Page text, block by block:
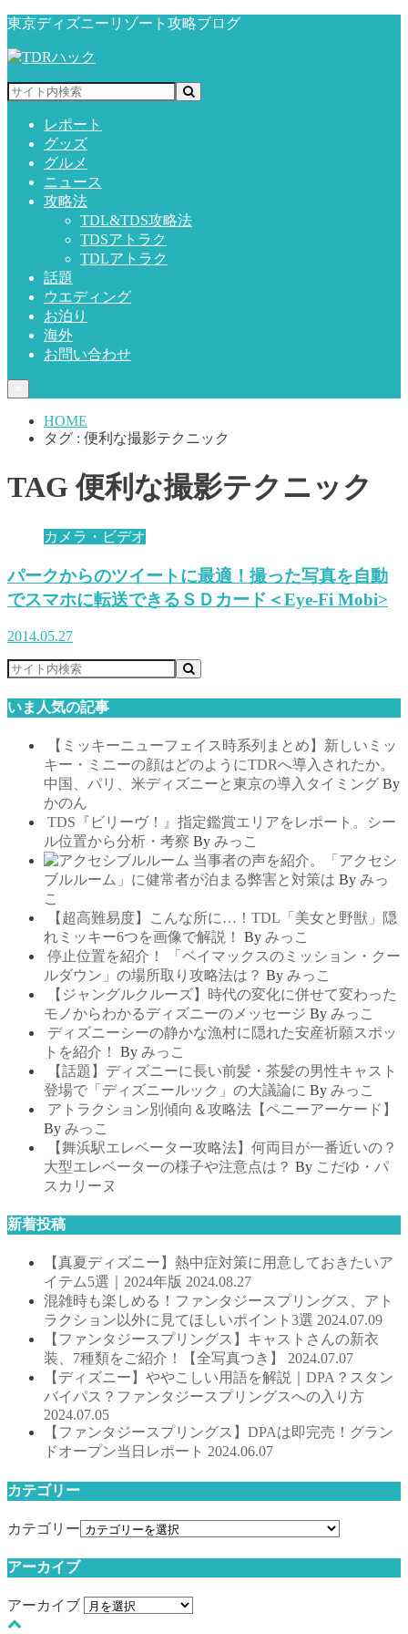
東京ディズニーリゾート攻略ブログ
レポート
グッズ
グルメ
ニュース
攻略法
TDL&TDS攻略法
TDSアトラク
TDLアトラク
話題
ウエディング
お泊り
海外
お問い合わせ
HOME
タグ : 便利な撮影テクニック
TAG 便利な撮影テクニック
カメラ・ビデオ
パークからのツイートに最適！撮った写真を自動
でスマホに転送できるＳＤカード＜Eye-Fi Mobi>
2014.05.27
いま人気の記事
【ミッキーニューフェイス時系列まとめ】新しいミッ
キー・ミニーの顔はどのようにTDRへ導入されたか。
中国、パリ、米ディズニーと東京の導入タイミング By
かのん
TDS『ビリーヴ！』指定鑑賞エリアをレポート。シー
ル位置から分析・考察 By みっこ
当事者の声を紹介。「アクセシ
ブルルーム」に健常者が泊まる弊害と対策は By みっ
こ
【超高難易度】こんな所に…！TDL「美女と野獣」隠
れミッキー6つを画像で解説！
By みっこ
停止位置を紹介！ 「ベイマックスのミッション・クー
ルダウン」の場所取り攻略法は？ By みっこ
【ジャングルクルーズ】時代の変化に併せて変わった
モノからわかるディズニーのメッセージ By みっこ
ディズニーシーの静かな漁村に隠れた安産祈願スポッ
トを紹介！
By みっこ
【話題】ディズニーに長い前髪・茶髪の男性キャスト
登場で「ディズニールック」の大議論に By みっこ
アトラクション別傾向＆攻略法【ペニーアーケード】
By みっこ
【舞浜駅エレベーター攻略法】何両目が一番近いの？
大型エレベーターの様子や注意点は？ By こだゆ・パ
スカリーヌ
新着投稿
【真夏ディズニー】熱中症対策に用意しておきたいア
イテム5選｜2024年版 2024.08.27
混雑時も楽しめる！ファンタジースプリングス、アト
ラクション以外に見てほしいポイント3選 2024.07.09
【ファンタジースプリングス】キャストさんの新衣
装、7種類をご紹介！【全写真つき】 2024.07.07
【ディズニー】ややこしい用語を解説｜DPA？スタン
バイパス？ファンタジースプリングスへの入り方
2024.07.05
【ファンタジースプリングス】DPAは即完売！グラン
ドオープン当日レポート 2024.06.07
カテゴリー
カテゴリー
アーカイブ
アーカイブ